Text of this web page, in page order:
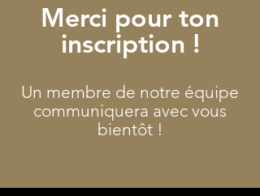
Merci pour ton
inscription !
Un membre de notre équipe
communiquera avec vous
bientôt !